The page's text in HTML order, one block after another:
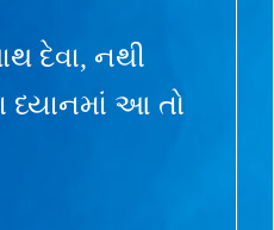
દેવા, નથી
ધ્યાનમાં આ તો